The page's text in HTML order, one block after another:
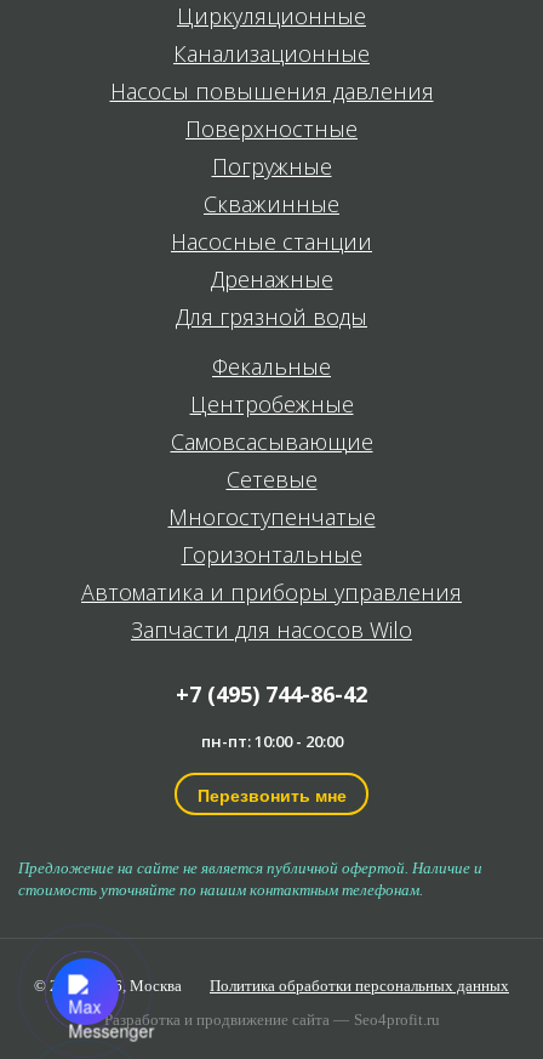
Циркуляционные
Канализационные
Насосы повышения давления
Поверхностные
Погружные
Скважинные
Насосные станции
Дренажные
Для грязной воды
Фекальные
Центробежные
Самовсасывающие
Сетевые
Многоступенчатые
Горизонтальные
Автоматика и приборы управления
Запчасти для насосов Wilo
+7 (495) 744-86-42
пн-пт: 10:00 - 20:00
Перезвонить мне
Предложение на сайте не является публичной офертой. Наличие и
стоимость уточняйте по нашим контактным телефонам.
© 2006-2026, Москва
Политика обработки персональных данных
Разработка и продвижение сайта — Seo4profit.ru